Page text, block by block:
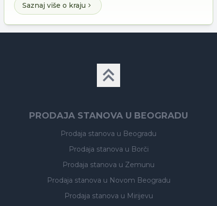
Saznaj više o kraju
PRODAJA STANOVA U BEOGRADU
Prodaja stanova u Beogradu
Prodaja stanova u Borči
Prodaja stanova u Zemunu
Prodaja stanova u Novom Beogradu
Prodaja stanova u Mirijevu